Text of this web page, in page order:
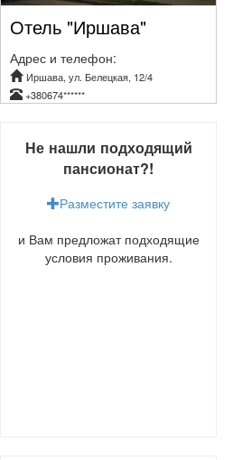
Отель "Иршава"
Адрес и телефон:
Иршава, ул. Белецкая, 12/4
+380674******
Не нашли подходящий
пансионат?!
Разместите заявку
и Вам предложат подходящие
условия проживания.